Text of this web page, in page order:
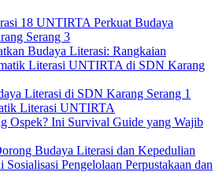
18 UNTIRTA Perkuat Budaya
Serang 3
Budaya Literasi: Rangkaian
Literasi UNTIRTA di SDN Karang
Literasi di SDN Karang Serang 1
Literasi UNTIRTA
Ospek? Ini Survival Guide yang Wajib
Budaya Literasi dan Kepedulian
Pengelolaan Perpustakaan dan